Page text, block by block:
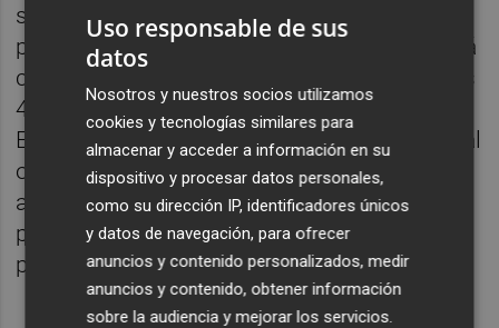
supone mucho esfuerzo y sumar sinergias
para que salga adelante. Esta carrera se está
consolidando y espero que el día 1 al menos
4.000 personas, las que hay afectadas en
España por la ELA, estén de forma presencial
o virtual participando en esta prueba,
aportando su granito de arena para que
pronto tengamos esa solución que nos
permita a todos tener más esperanza".
Uso responsable de sus
datos
Nosotros y nuestros socios utilizamos
cookies y tecnologías similares para
almacenar y acceder a información en su
dispositivo y procesar datos personales,
como su dirección IP, identificadores únicos
y datos de navegación, para ofrecer
anuncios y contenido personalizados, medir
anuncios y contenido, obtener información
sobre la audiencia y mejorar los servicios.